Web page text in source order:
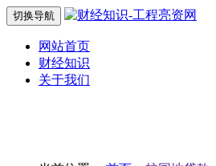
切换导航
网站首页
财经知识
关于我们